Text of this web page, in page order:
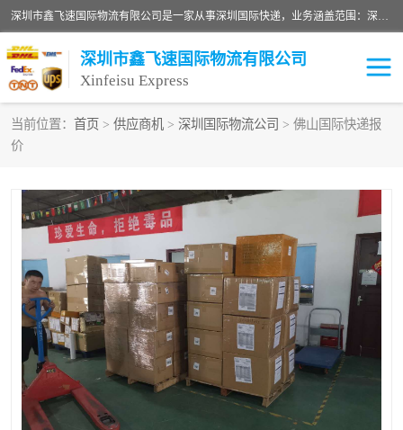
深圳市鑫飞速国际物流有限公司是一家从事深圳国际快递，业务涵盖范围：深圳DHL国际快递、深圳国际快递公司、深圳国际物流公司、深圳国际快递、深圳DHL国际快递电话可拨打全国服务热线：15019287411。欢迎各位亲来人来电到我司洽谈合作。
深圳市鑫飞速国际物流有限公司
Xinfeisu Express
当前位置： 首页 > 供应商机 > 深圳国际物流公司 > 佛山国际快递报
价
俄罗斯快递 巴西快递
深圳DHL国际快递 伊朗快递
UPS国际快递 深圳国际快递公司
深圳国际物流公司 深圳国际快递电话
DHL国际快递电话 深圳国际快递
新能源电池出口物流